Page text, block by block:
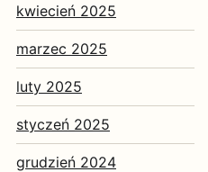
kwiecień 2025
marzec 2025
luty 2025
styczeń 2025
grudzień 2024